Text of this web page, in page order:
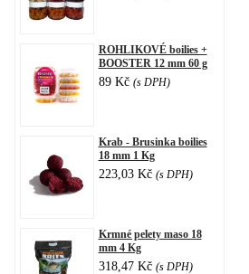
ROHLIKOVÉ boilies +
BOOSTER 12 mm 60 g
89 Kč (s DPH)
Krab - Brusinka boilies
18 mm 1 Kg
223,03 Kč (s DPH)
Krmné pelety maso 18
mm 4 Kg
318,47 Kč (s DPH)